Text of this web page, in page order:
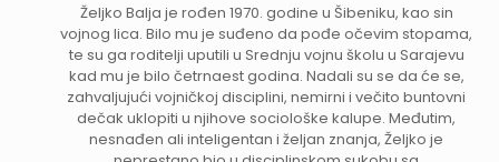
Željko Balja je rođen 1970. godine u Šibeniku, kao sin
vojnog lica. Bilo mu je suđeno da pođe očevim stopama,
te su ga roditelji uputili u Srednju vojnu školu u Sarajevu
kad mu je bilo četrnaest godina. Nadali su se da će se,
zahvaljujući vojničkoj disciplini, nemirni i večito buntovni
dečak uklopiti u njihove sociološke kalupe. Međutim,
nesnađen ali inteligentan i željan znanja, Željko je